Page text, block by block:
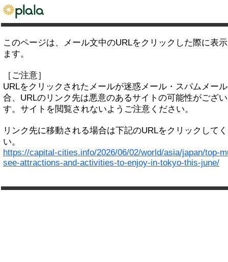
このページは、メール文中のURLをクリックした際に表
ます。
［ご注意］
URLをクリックされたメールが迷惑メール・スパムメー
合、URLのリンク先は悪意のあるサイトの可能性がござ
す。サイトを閲覧されないようご注意ください。
リンク先に移動される場合は下記のURLをクリックして
い。
https://capital-cities.info/2026/06/02/world/asia/japan/top-
see-attractions-and-activities-to-enjoy-in-tokyo-this-june/